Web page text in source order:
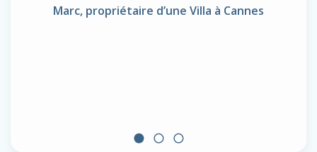
Marc, propriétaire d’une Villa à Cannes
circle radio_button_unchecked radio_button_unchecked